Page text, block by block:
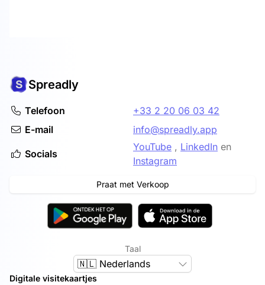
Spreadly
Telefoon
+33 2 20 06 03 42
E-mail
info@spreadly.app
Socials
YouTube , LinkedIn en
Instagram
Praat met Verkoop
Taal
🇳🇱 Nederlands
Digitale visitekaartjes